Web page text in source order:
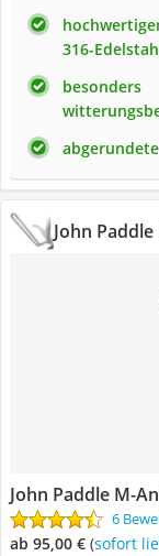
316-
besonders
John
John Paddle M-
6
ab 95,00 € ( Sofort